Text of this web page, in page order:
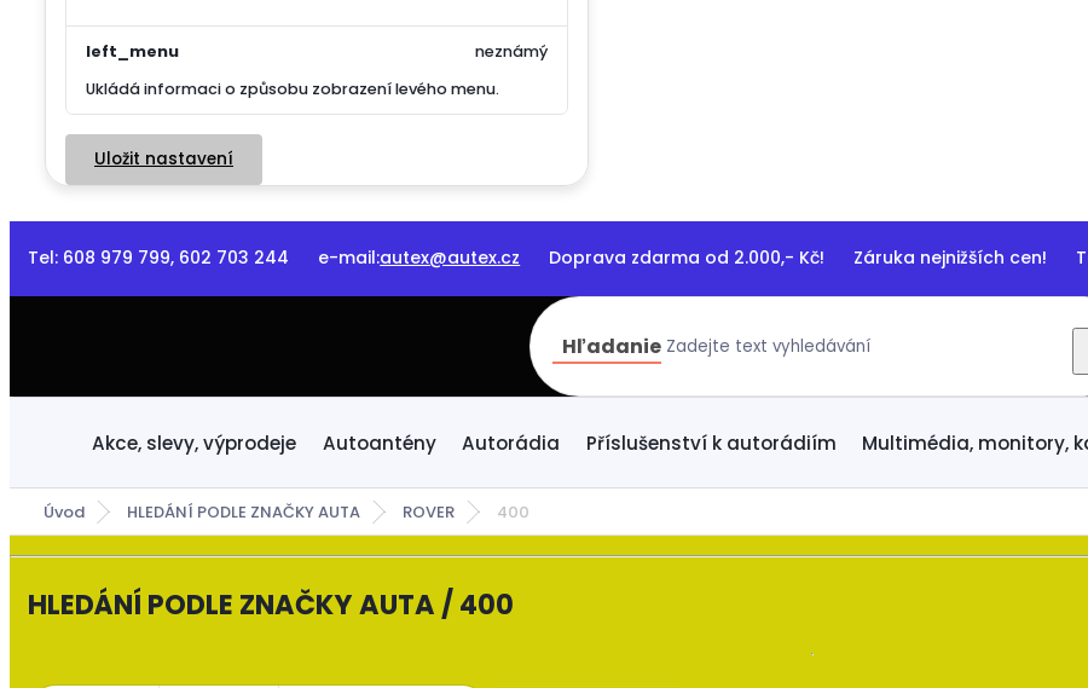
left_menu
Ukládá informaci o způsobu zobrazení levého menu.
neznámý
Uložit nastavení
Tel: 608 979 799, 602 703 244 e-mail:autex@autex.cz Doprava zdarma od 2.000,- Kč! Záruka nejnižších cen!
Hľadanie
Akce, slevy, výprodeje Autoantény Autorádia Příslušenství k autorádiím Multimédia, monitory,
Úvod HLEDÁNÍ PODLE ZNAČKY AUTA ROVER 400
HLEDÁNÍ PODLE ZNAČKY AUTA / 400